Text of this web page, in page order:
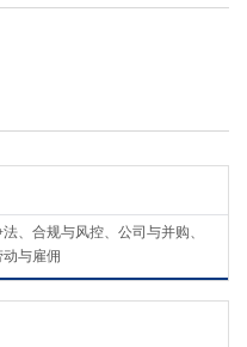
、合规与风控、公司与并购、
动与雇佣